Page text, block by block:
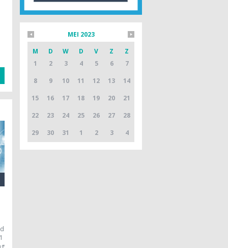
MEI 2023
M
D W D V Z
Z
1
2 3 4 5 6
7
8
9 10 11 12 13
14
15
16 17 18 19 20
21
22
23 24 25 26 27
28
29
30 31 1 2 3 4